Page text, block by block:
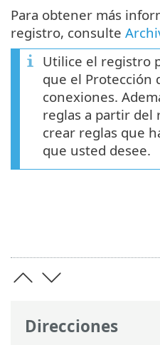
Direcciones
Para obtener más
registro, consulte
Utilice el registro
que el Protección
conexiones.
reglas a partir
crear reglas que
que usted desee.